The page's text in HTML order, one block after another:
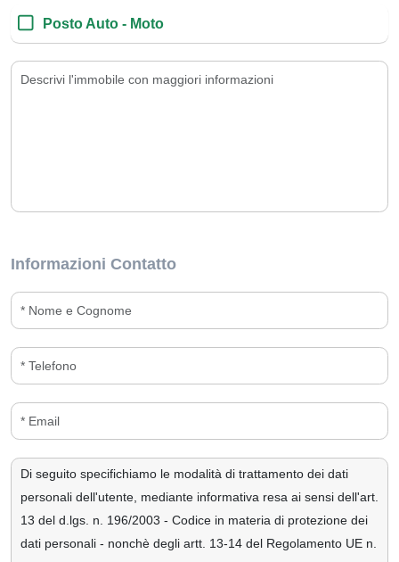
Posto Auto - Moto
Informazioni Contatto